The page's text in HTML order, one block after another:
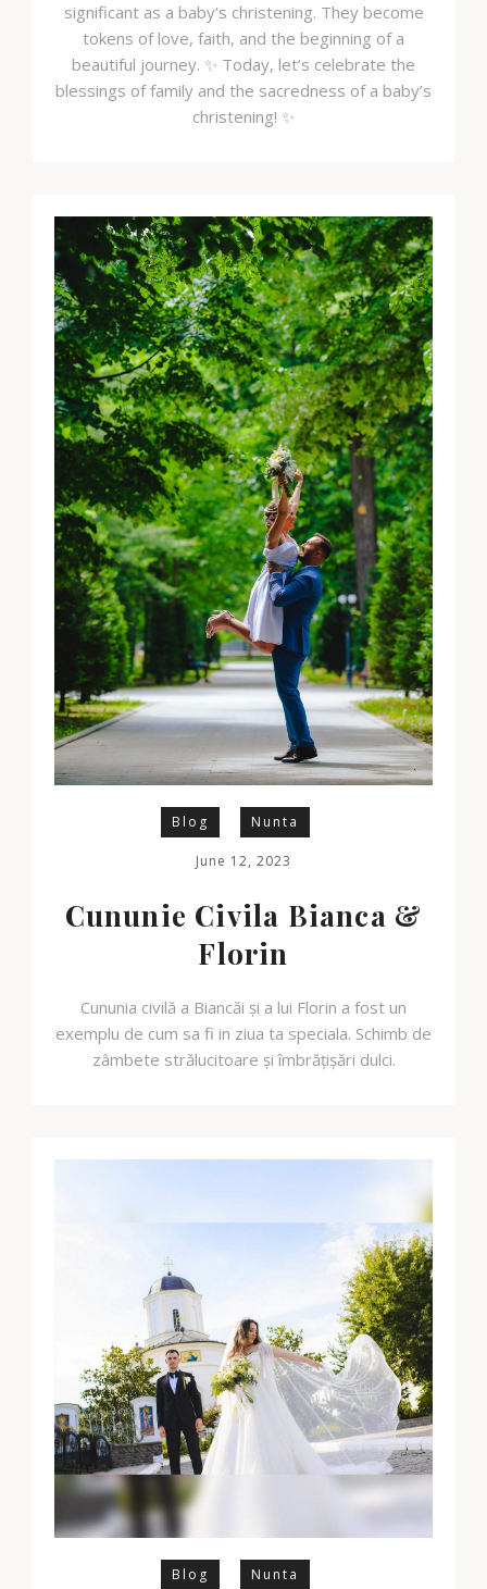
significant as a baby’s christening. They become
tokens of love, faith, and the beginning of a
beautiful journey. ✨ Today, let’s celebrate the
blessings of family and the sacredness of a baby’s
christening! ✨
Blog Nunta
June 12, 2023
Cununie Civila Bianca &
Florin
Cununia civilă a Biancăi și a lui Florin a fost un
exemplu de cum sa fi in ziua ta speciala. Schimb de
zâmbete strălucitoare și îmbrățișări dulci.
Blog Nunta